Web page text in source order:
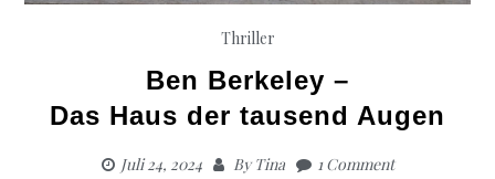
Thriller
Ben Berkeley –
Das Haus der tausend Augen
Juli 24, 2024 ByTina 1 Comment